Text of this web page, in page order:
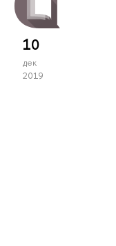
10
дек
2019